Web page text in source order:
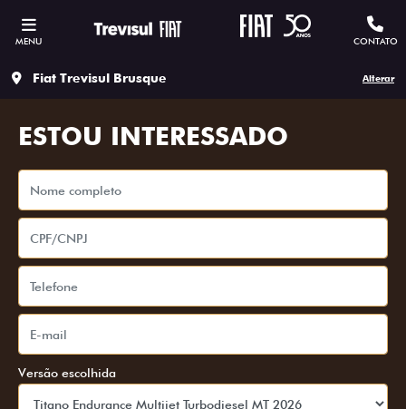
MENU CONTATO
Fiat Trevisul Brusque Alterar
ESTOU INTERESSADO
Versão escolhida